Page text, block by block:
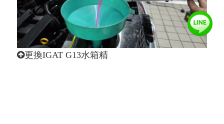
更換IGAT G13水箱精